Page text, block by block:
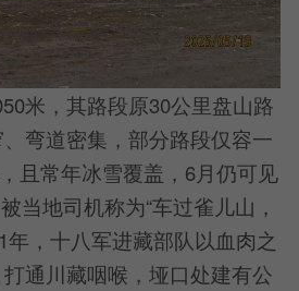
米，其路段原30公里盘山路
弯道密集，部分路段仅容一
且常年冰雪覆盖，6月仍可见
当地司机称为“车过雀儿山，
年，十八军进藏部队以血肉之
通川藏咽喉，垭口处建有公